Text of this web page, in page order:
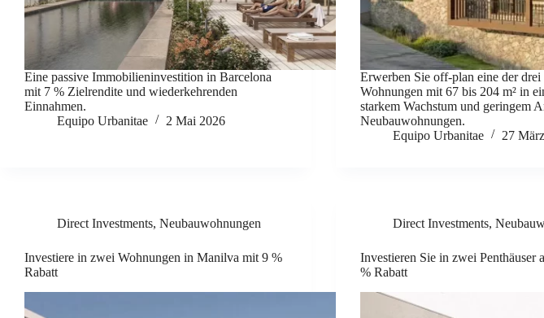
Eine passive Immobilieninvestition in Barcelona
mit 7 % Zielrendite und wiederkehrenden
Einnahmen.
Equipo Urbanitae
2 Mai 2026
Erwerben Sie off-plan eine der drei
Wohnungen mit 67 bis 204 m² in
starkem Wachstum und geringem
Neubauwohnungen.
Equipo Urbanitae
27
Direct Investments, Neubauwohnungen
Investiere in zwei Wohnungen in Manilva mit 9 %
Rabatt
Direct Investments,
Investieren Sie in zwei Penthäuser
% Rabatt